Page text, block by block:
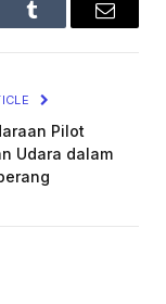
Tumblr Email
Pilot
Udara dalam